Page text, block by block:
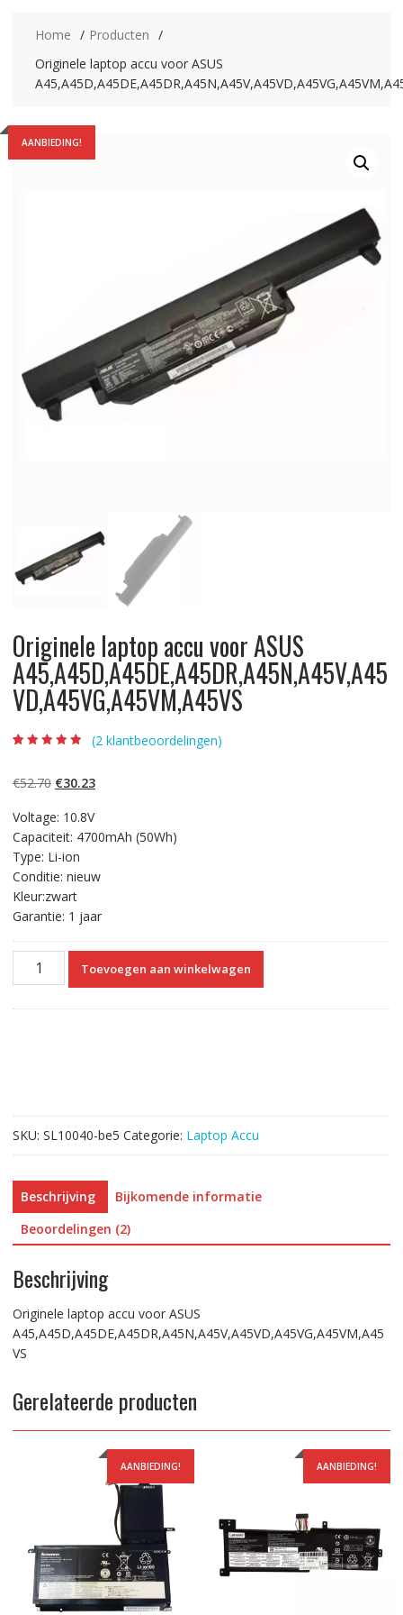
Home
Producten
Originele laptop accu voor ASUS
AANBIEDING!
Originele laptop accu voor ASUS
A45,A45D,A45DE,A45DR,A45N,A45V,A45
VD,A45VG,A45VM,A45VS
gebaseerd op
klantbeoordelin
(2 klantbeoordelingen)
€52.70 Oorspronkelijke
was:
€52.70.
€30.23Huidige
€30.23.
Voltage: 10.8V
Capaciteit: 4700mAh (50Wh)
Type: Li-ion
Conditie: nieuw
Kleur:zwart
Garantie: 1 jaar
Originele
Toevoegen aan winkelwagen
SKU: SL10040-be5 Categorie: Laptop Accu
Beschrijving
Bijkomende informatie
Beoordelingen (2)
Beschrijving
Originele laptop accu voor ASUS
A45,A45D,A45DE,A45DR,A45N,A45V,A45VD,A45VG,A45VM,A45
VS
Gerelateerde producten
AANBIEDING! AANBIEDING!